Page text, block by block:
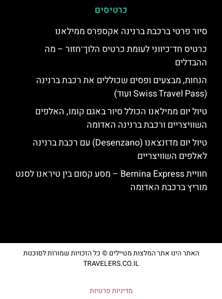
כרטיסים
סיור פרטי ברכבת ברנינה אקספרס ממילאנו
כרטיס חד־כיווני לעומת כרטיס הלוך־חזור – מה
ההבדלים
הנחות, מבצעים ופסים שכוללים את רכבת ברנינה
(Swiss Travel Pass ועוד)
טיול יום ממילאנו הכולל סיור באגם קומו, האלפים
השוויצריים ורכבת ברנינה האדומה
טיול יום מדזנצאנו (Desenzano) עם רכבת ברנינה
לאלפים השוויצריים
חוויית Bernina Express – מסע קסום בין טיראנו לסנט
מוריץ ברכבת האדומה
האתר הינו אתר המלצות מטיילים © כל הזכויות שמורות לסוכנות
TRAVELERS.CO.IL
מדיניות פרטיות